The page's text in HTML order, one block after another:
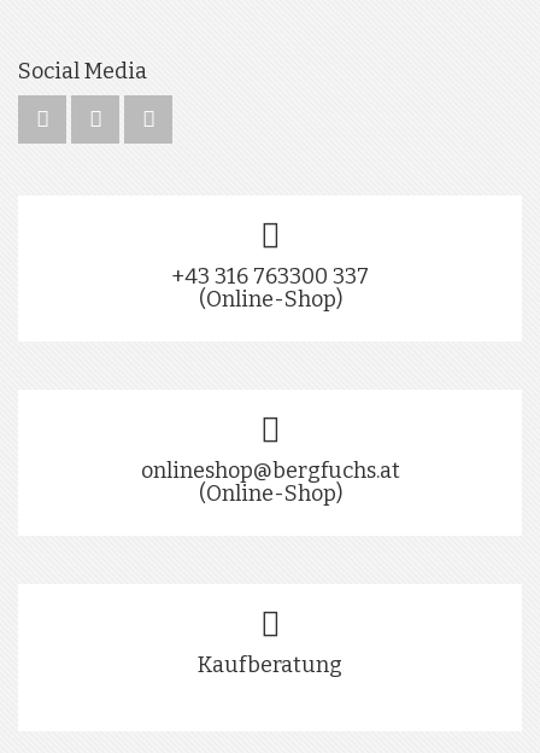
Social Media
+43 316 763300 337
(Online-Shop)
onlineshop@bergfuchs.at
(Online-Shop)
Kaufberatung